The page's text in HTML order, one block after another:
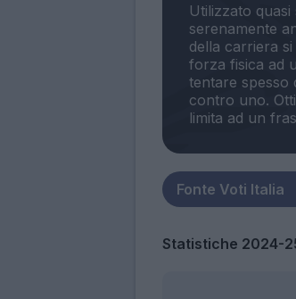
Utilizzato
serenamente
della carriera
forza fisica ad
tentare spesso
contro uno.
Statistiche 2024-